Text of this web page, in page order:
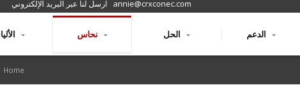
annie@crxconec.com
الألياف نحاس الحل الدعم
Home